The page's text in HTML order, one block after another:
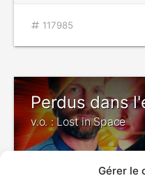
Gérer le
117985
Perdus dans
v.o. : Lost in Space